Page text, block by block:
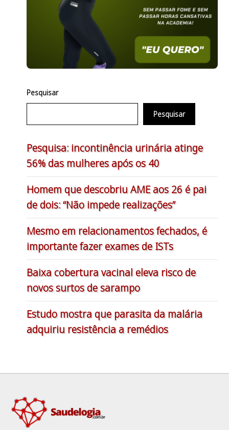
Pesquisar
Pesquisar
Pesquisa: incontinência urinária atinge
56% das mulheres após os 40
Homem que descobriu AME aos 26 é pai
de dois: “Não impede realizações”
Mesmo em relacionamentos fechados, é
importante fazer exames de ISTs
Baixa cobertura vacinal eleva risco de
novos surtos de sarampo
Estudo mostra que parasita da malária
adquiriu resistência a remédios